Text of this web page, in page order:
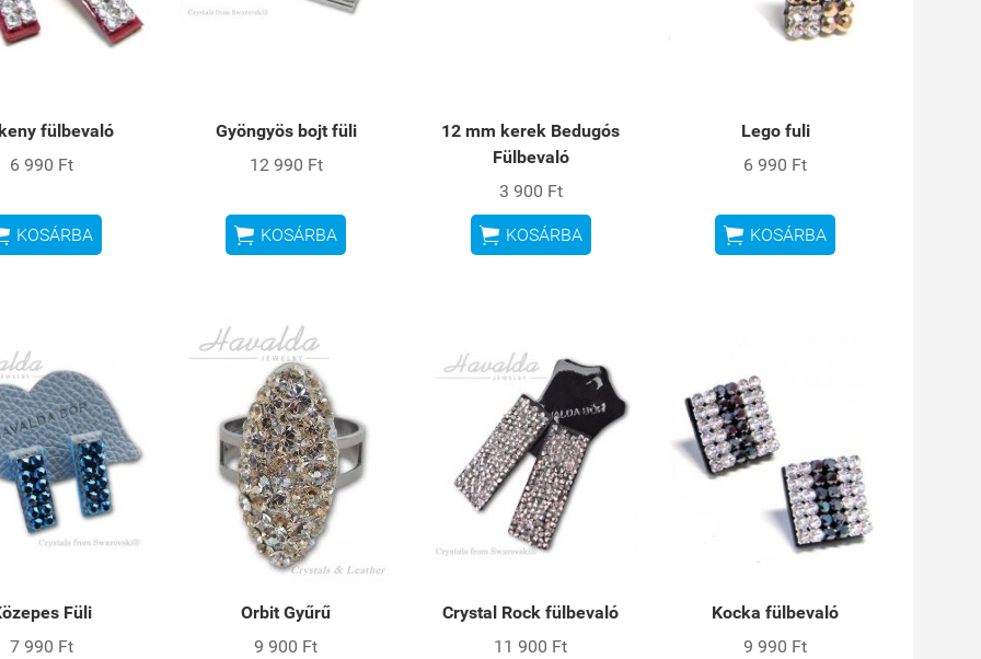
fülbevaló
6 990 Ft
KOSÁRBA
Gyöngyös bojt füli
12 990 Ft
 KOSÁRBA
12 mm kerek Bedugós
Fülbevaló
3 900 Ft
 KOSÁRBA
Lego fuli
6 990 Ft
 KOSÁRBA
Füli
7 990 Ft
Orbit Gyűrű
9 900 Ft
Crystal Rock fülbevaló
11 900 Ft
Kocka fülbevaló
9 990 Ft